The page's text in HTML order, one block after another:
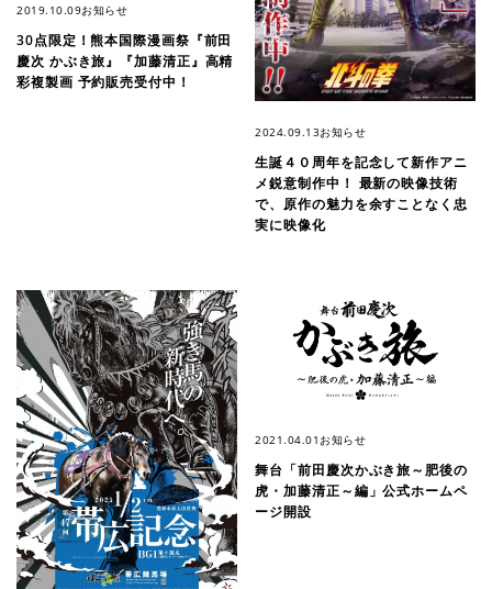
2019.10.09お知らせ
30点限定！熊本国際漫画祭『前田
慶次 かぶき旅』『加藤清正』高精
彩複製画 予約販売受付中！
2024.09.13お知らせ
生誕４０周年を記念して新作アニ
メ鋭意制作中！ 最新の映像技術
で、原作の魅力を余すことなく忠
実に映像化
2021.04.01 お知らせ
舞台「前田慶次かぶき旅～肥後の
虎・加藤清正～編」公式ホームペ
ージ開設